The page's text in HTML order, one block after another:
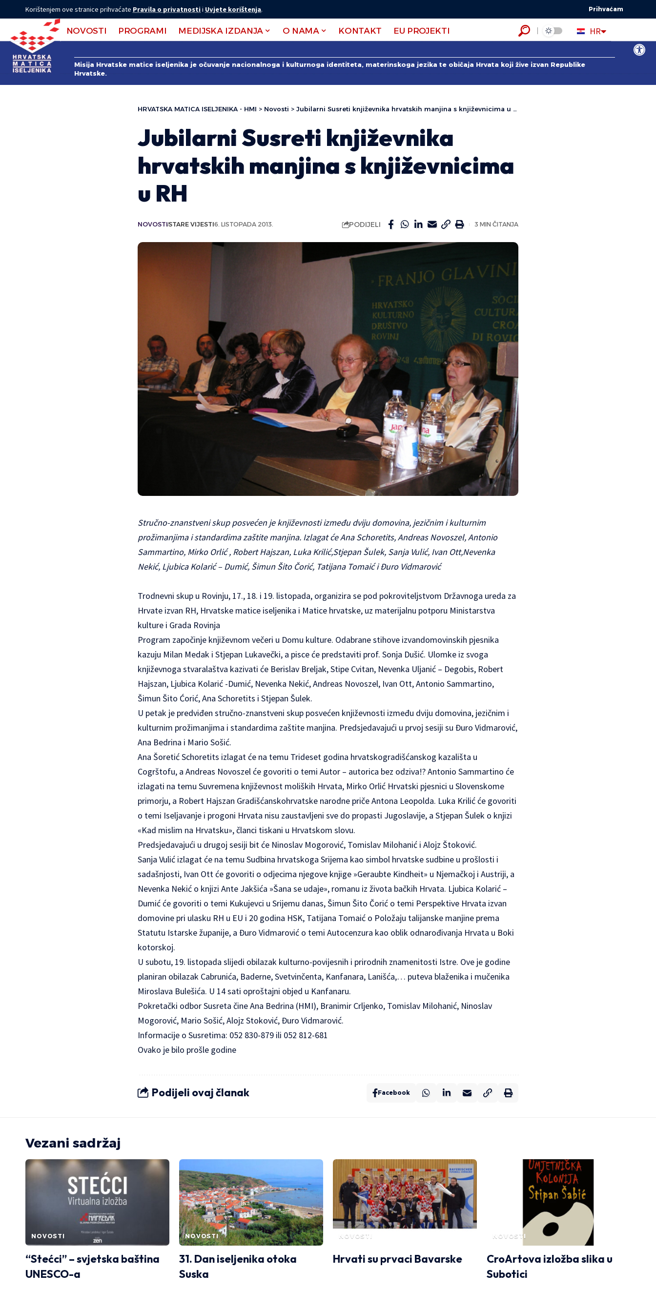
Open
Korištenjem ove stranice prihvaćate Pravila o privatnostii Uvjete korištenja. Prihvaćam
NOVOSTI PROGRAMI MEDIJSKA IZDANJA O NAMA KONTAKT EU PROJEKTI HR
EN
ES
Misija Hrvatske matice iseljenika je očuvanje nacionalnoga i kulturnoga identiteta, materinskoga jezika te običaja Hrvata koji žive izvan Republike
Hrvatske.
HRVATSKA MATICA ISELJENIKA - HMI > Novosti > Jubilarni Susreti književnika hrvatskih manjina s književnicima u RH
Jubilarni Susreti književnika
hrvatskih manjina s književnicima
u RH
NOVOSTISTARE VIJESTI6. LISTOPADA 2013. PODIJELI 3 MIN ČITANJA
Stručno-znanstveni skup posvećen je književnosti između dviju domovina, jezičnim i kulturnim
prožimanjima i standardima zaštite manjina. Izlagat će Ana Schoretits, Andreas Novoszel, Antonio
Sammartino, Mirko Orlić , Robert Hajszan, Luka Krilić,Stjepan Šulek, Sanja Vulić, Ivan Ott,Nevenka
Nekić, Ljubica Kolarić – Dumić, Šimun Šito Čorić, Tatijana Tomaić i Đuro Vidmarović
Trodnevni skup u Rovinju, 17., 18. i 19. listopada, organizira se pod pokroviteljstvom Državnoga ureda za
Hrvate izvan RH, Hrvatske matice iseljenika i Matice hrvatske, uz materijalnu potporu Ministarstva
kulture i Grada Rovinja
Program započinje književnom večeri u Domu kulture. Odabrane stihove izvandomovinskih pjesnika
kazuju Milan Medak i Stjepan Lukavečki, a pisce će predstaviti prof. Sonja Dušić. Ulomke iz svoga
književnoga stvaralaštva kazivati će Berislav Breljak, Stipe Cvitan, Nevenka Uljanić – Degobis, Robert
Hajszan, Ljubica Kolarić -Dumić, Nevenka Nekić, Andreas Novoszel, Ivan Ott, Antonio Sammartino,
Šimun Šito Ćorić, Ana Schoretits i Stjepan Šulek.
U petak je predviđen stručno-znanstveni skup posvećen književnosti između dviju domovina, jezičnim i
kulturnim prožimanjima i standardima zaštite manjina. Predsjedavajući u prvoj sesiji su Đuro Vidmarović,
Ana Bedrina i Mario Sošić.
Ana Šoretić Schoretits izlagat će na temu Trideset godina hrvatskogradišćanskog kazališta u
Cogrštofu, a Andreas Novoszel će govoriti o temi Autor – autorica bez odziva!? Antonio Sammartino će
izlagati na temu Suvremena književnost moliških Hrvata, Mirko Orlić Hrvatski pjesnici u Slovenskome
primorju, a Robert Hajszan Gradišćanskohrvatske narodne priče Antona Leopolda. Luka Krilić će govoriti
o temi Iseljavanje i progoni Hrvata nisu zaustavljeni sve do propasti Jugoslavije, a Stjepan Šulek o knjizi
«Kad mislim na Hrvatsku», članci tiskani u Hrvatskom slovu.
Predsjedavajući u drugoj sesiji bit će Ninoslav Mogorović, Tomislav Milohanić i Alojz Štoković.
Sanja Vulić izlagat će na temu Sudbina hrvatskoga Srijema kao simbol hrvatske sudbine u prošlosti i
sadašnjosti, Ivan Ott će govoriti o odjecima njegove knjige »Geraubte Kindheit» u Njemačkoj i Austriji, a
Nevenka Nekić o knjizi Ante Jakšića »Šana se udaje», romanu iz života bačkih Hrvata. Ljubica Kolarić –
Dumić će govoriti o temi Kukujevci u Srijemu danas, Šimun Šito Čorić o temi Perspektive Hrvata izvan
domovine pri ulasku RH u EU i 20 godina HSK, Tatijana Tomaić o Položaju talijanske manjine prema
Statutu Istarske županije, a Đuro Vidmarović o temi Autocenzura kao oblik odnarođivanja Hrvata u Boki
kotorskoj.
U subotu, 19. listopada slijedi obilazak kulturno-povijesnih i prirodnih znamenitosti Istre. Ove je godine
planiran obilazak Cabrunića, Baderne, Svetvinčenta, Kanfanara, Lanišća,… puteva blaženika i mučenika
Miroslava Bulešića. U 14 sati oproštajni objed u Kanfanaru.
Pokretački odbor Susreta čine Ana Bedrina (HMI), Branimir Crljenko, Tomislav Milohanić, Ninoslav
Mogorović, Mario Sošić, Alojz Stoković, Đuro Vidmarović.
Informacije o Susretima: 052 830-879 ili 052 812-681
Ovako je bilo prošle godine
Podijeli ovaj članak Facebook
Vezani sadržaj
NOVOSTI
“Stećci” – svjetska baština
UNESCO-a
NOVOSTI
31. Dan iseljenika otoka
Suska
NOVOSTI
Hrvati su prvaci Bavarske
NOVOSTI
CroArtova izložba slika u
Subotici